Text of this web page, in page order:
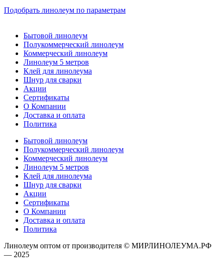
Подобрать линолеум по параметрам
Бытовой линолеум
Полукоммерческий линолеум
Коммерческий линолеум
Линолеум 5 метров
Клей для линолеума
Шнур для сварки
Акции
Сертификаты
О Компании
Доставка и оплата
Политика
Бытовой линолеум
Полукоммерческий линолеум
Коммерческий линолеум
Линолеум 5 метров
Клей для линолеума
Шнур для сварки
Акции
Сертификаты
О Компании
Доставка и оплата
Политика
Линолеум оптом от производителя © МИРЛИНОЛЕУМА.РФ
— 2025